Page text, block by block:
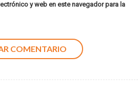
y web en este navegador para la